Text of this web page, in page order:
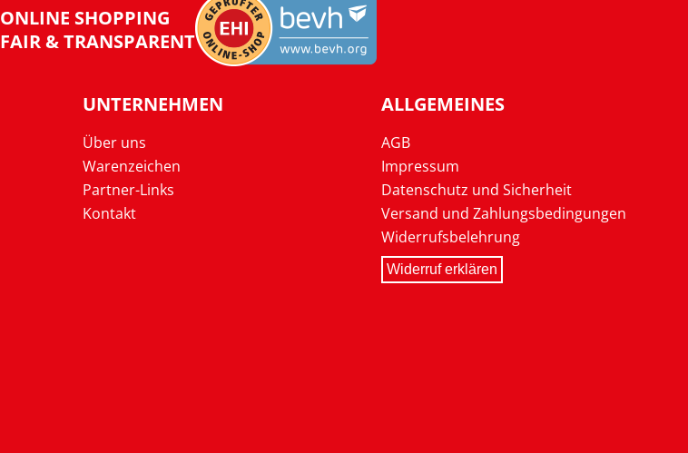
ONLINE SHOPPING
FAIR & TRANSPARENT
UNTERNEHMEN
Über uns
Warenzeichen
Partner-Links
Kontakt
ALLGEMEINES
AGB
Impressum
Datenschutz und Sicherheit
Versand und Zahlungsbedingungen
Widerrufsbelehrung
Widerruf erklären